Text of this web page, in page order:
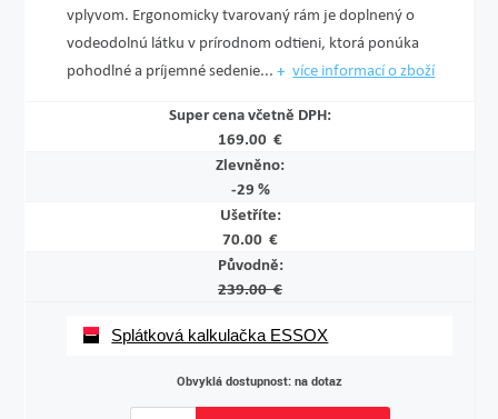
vplyvom. Ergonomicky tvarovaný rám je doplnený o
vodeodolnú látku v prírodnom odtieni, ktorá ponúka
pohodlné a príjemné sedenie...
více informací o zboží
Super cena včetně DPH:
169.00 €
Zlevněno:
-29 %
Ušetříte:
70.00 €
Původně:
239.00 €
Splátková kalkulačka ESSOX
Obvyklá dostupnost: na dotaz